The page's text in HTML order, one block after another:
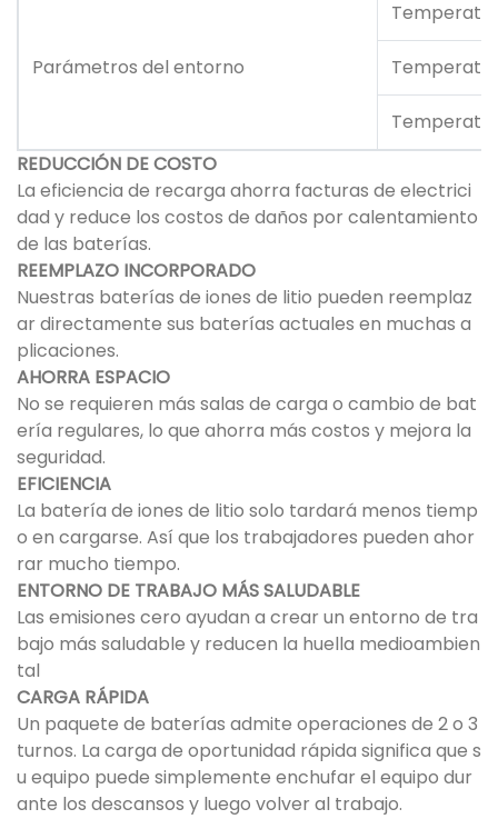
Parámetros del entorno
REDUCCIÓN DE COSTO
La eficiencia de recarga ahorra facturas de electrici
dad y reduce los costos de daños por calentamiento
de las baterías.
REEMPLAZO INCORPORADO
Nuestras baterías de iones de litio pueden reemplaz
ar directamente sus baterías actuales en muchas a
plicaciones.
AHORRA ESPACIO
No se requieren más salas de carga o cambio de bat
ería regulares, lo que ahorra más costos y mejora la
seguridad.
EFICIENCIA
La batería de iones de litio solo tardará menos tiemp
o en cargarse. Así que los trabajadores pueden ahor
rar mucho tiempo.
ENTORNO DE TRABAJO MÁS SALUDABLE
Las emisiones cero ayudan a crear un entorno de tra
bajo más saludable y reducen la huella medioambien
tal
CARGA RÁPIDA
Un paquete de baterías admite operaciones de 2 o 3
turnos. La carga de oportunidad rápida significa que s
u equipo puede simplemente enchufar el equipo dur
ante los descansos y luego volver al trabajo.